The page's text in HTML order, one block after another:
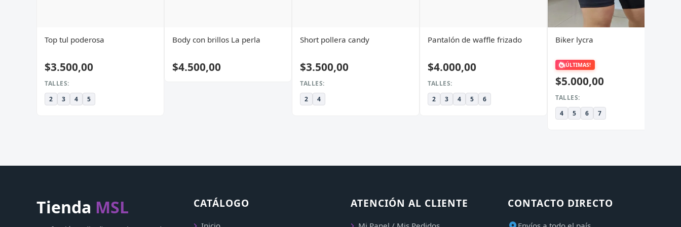
Top tul poderosa
$3.500,00
TALLES:
2
3 4 5
Body con brillos La perla
$4.500,00
Short pollera candy
$3.500,00
TALLES:
2
4
Pantalón de waffle frizado
$4.000,00
TALLES:
2
3 4 5 6
Biker lycra
¡ÚLTIMAS!
$5.000,00
TALLES:
4
5 6 7
Tienda MSL CATÁLOGO ATENCIÓN AL CLIENTE CONTACTO DIRECTO